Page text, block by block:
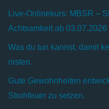
Live-Onlinekurs: MBSR –
Achtsamkeit ab
Was du tun kannst, damit
nisten.
Gute Gewohnheiten
Strohfeuer zu setzen.